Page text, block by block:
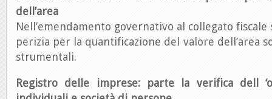
dell’area
Nell’emendamento governativo al collegato fiscale
perizia per la quantificazione del valore dell’area
strumentali.
Registro delle imprese: parte la verifica dell